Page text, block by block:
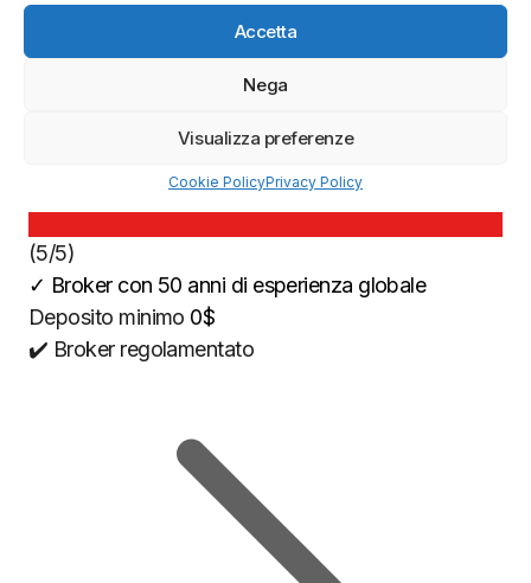
Accetta
Nega
Visualizza preferenze
Cookie PolicyPrivacy Policy
(5/5)
✓ Broker con 50 anni di esperienza globale
Deposito minimo 0$
✔️ Broker regolamentato